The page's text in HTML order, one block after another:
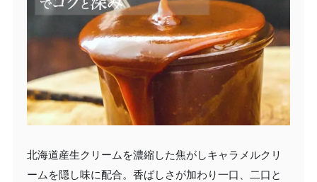
北海道産生クリームを濃縮した焦がしキャラメルクリ
ームを隠し味に配合。香ばしさが加わり一口、二口と